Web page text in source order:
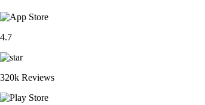
4.7
320k Reviews